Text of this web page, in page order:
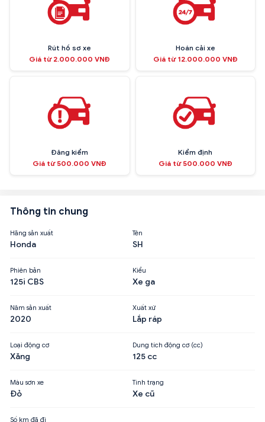
Rút hồ sơ xe
Giá từ 2.000.000 VNĐ
Hoán cải xe
Giá từ 12.000.000 VNĐ
Đăng kiểm
Giá từ 500.000 VNĐ
Kiểm định
Giá từ 500.000 VNĐ
Thông tin chung
Hãng sản xuất
Honda
Tên
SH
Phiên bản
125i CBS
Kiểu
Xe ga
Năm sản xuất
2020
Xuất xứ
Lắp ráp
Loại động cơ
Xăng
Dung tích động cơ (cc)
125 cc
Màu sơn xe
Đỏ
Tình trạng
Xe cũ
Số km đã đi